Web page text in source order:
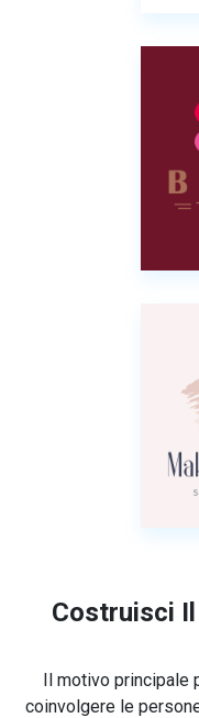
Costruisci
Il motivo principale
coinvolgere le